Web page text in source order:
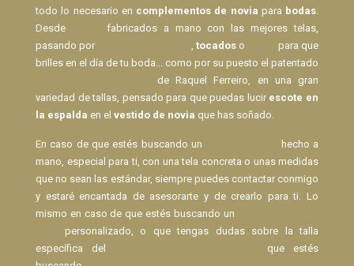
todo lo necesario en complementos de novia para bodas.
Desde
fabricados a mano con las mejores telas,
pasando por
,tocados o
para que
brilles en el día de tu boda... como por su puesto el patentado
de Raquel Ferreiro, en una gran
variedad de tallas, pensado para que puedas lucir escote en
la espalda en el vestido de novia que has soñado.
En caso de que estés buscando un
hecho a
mano, especial para ti, con una tela concreta o unas medidas
que no sean las estándar, siempre puedes contactar conmigo
y estaré encantada de asesorarte y de crearlo para ti. Lo
mismo en caso de que estés buscando un
personalizado, o que tengas dudas sobre la talla
específica del
que estés